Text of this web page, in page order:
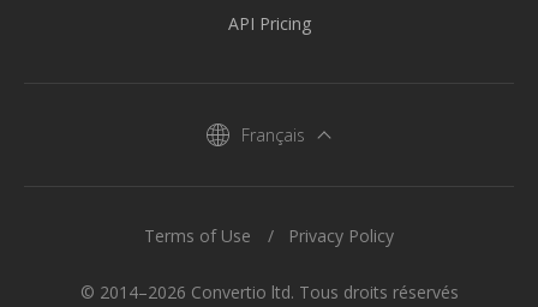
API Pricing
Français
© 2014–2026 Convertio ltd. Tous droits réservés
Terms of Use Privacy Policy